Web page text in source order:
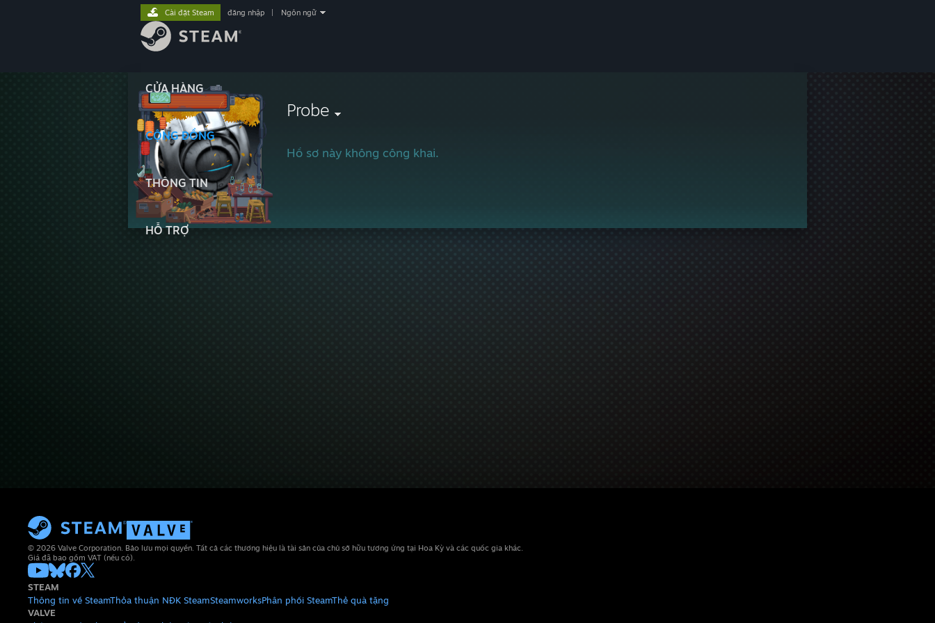
CỬA HÀNG
CỘNG ĐỒNG
THÔNG TIN
HỖ TRỢ
Cài đặt Steam đăng nhập Ngôn ngữ
Probe
Hồ sơ này không công khai.
© 2026 Valve Corporation. Bảo lưu mọi quyền. Tất cả các thương hiệu là tài sản của chủ sở hữu tương ứng tại Hoa Kỳ và các quốc gia khác.
Giá đã bao gồm VAT (nếu có).
STEAM
Thông tin về SteamThỏa thuận NĐK SteamSteamworksPhân phối SteamThẻ quà tặng
VALVE